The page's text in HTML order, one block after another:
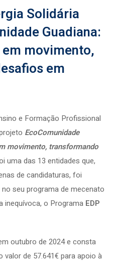
Solidária
Guadiana:
movimento,
em
e Formação Profissional
EcoComunidade
movimento, transformando
uma das 13 entidades que,
de candidaturas, foi
seu programa de mecenato
inequívoca, o Programa EDP
outubro de 2024 e consta
de 57.641€ para apoio à